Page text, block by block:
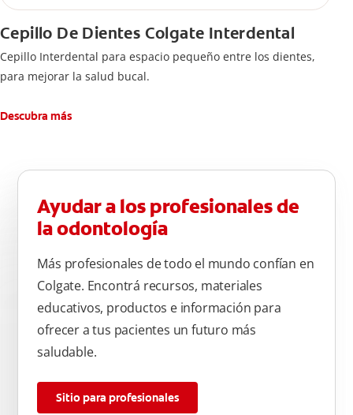
Cepillo De Dientes Colgate Interdental
Cepillo Interdental para espacio pequeño entre los dientes,
para mejorar la salud bucal.
Descubra más
Ayudar a los profesionales de
la odontología
Más profesionales de todo el mundo confían en
Colgate. Encontrá recursos, materiales
educativos, productos e información para
ofrecer a tus pacientes un futuro más
saludable.
Sitio para profesionales